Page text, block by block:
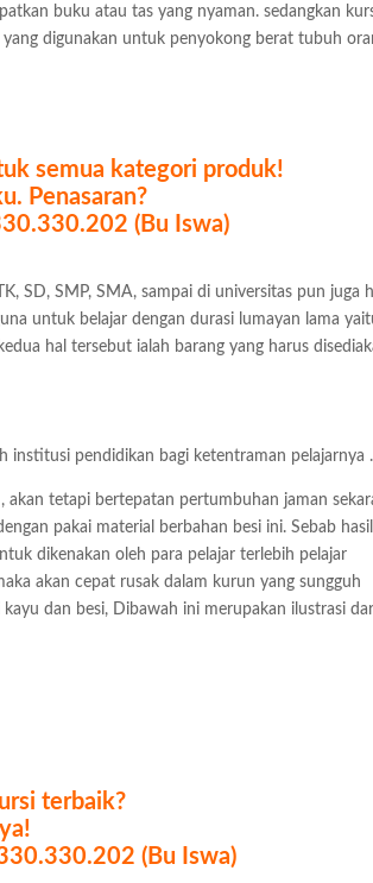
buku atau tas yang nyaman. sedangkan
digunakan untuk penyokong berat tubuh
semua kategori produk!
Penasaran?
(Bu Iswa)
SD, SMP, SMA, sampai di universitas pun juga
untuk belajar dengan durasi lumayan lama
hal tersebut ialah barang yang harus
institusi pendidikan bagi ketentraman pelajarnya .
akan tetapi bertepatan pertumbuhan jaman
pakai material berbahan besi ini. Sebab hasil
dikenakan oleh para pelajar terlebih pelajar
akan cepat rusak dalam kurun yang sungguh
dan besi, Dibawah ini merupakan ilustrasi
terbaik?
(Bu Iswa)